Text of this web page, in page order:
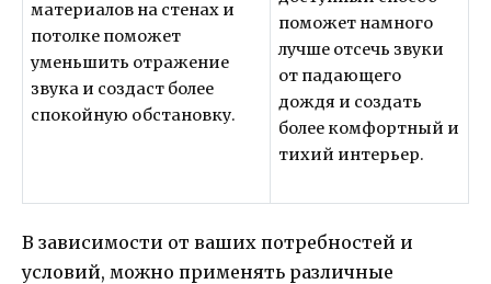
материалов на стенах и
потолке поможет
уменьшить отражение
звука и создаст более
спокойную обстановку.
поможет намного
лучше отсечь звуки
от падающего
дождя и создать
более комфортный и
тихий интерьер.
В зависимости от ваших потребностей и
условий, можно применять различные